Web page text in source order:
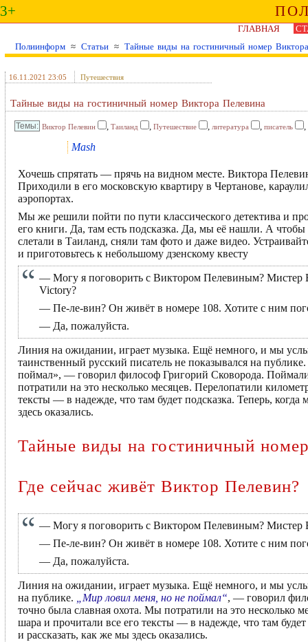
3+
ГЛАВНАЯ
Полиинформ ≈ Статьи ≈ Тайные виды на гостиничный номер
16.11.2021 23:05 Путешествия
Тайные виды на гостиничный номер Виктора Пелевина
Виктор Пелевин , Таиланд , Путешествие , литература , писатель ,
Mash
Хочешь спрятать — прячь на видном месте. Виктора
Приходили в его московскую квартиру в Чертанове,
аэропортах.
Мы же решили пойти по пути классического детектива и
его книги. Да, там есть подсказка. Да, мы её нашли. А
слетали в Таиланд, сняли там фото и даже видео.
и приготовьтесь к небольшому дзенскому квесту
— Могу я поговорить с Виктором Пелевиным? Мистер
Victory?
— Пе-ле-вин? Он живёт в номере 108. Хотите с ним
— Да, пожалуйста.
Линия на ожидании, играет музыка. Ещё немного, и мы
таинственный русский писатель не показывался на
поймал», — говорил философ Григорий Сковорода.
потратили на это несколько месяцев. Перелопатили
тексты — в надежде, что там будет подсказка. Теперь,
здесь оказались.
Тайные виды на гостиничный
Где сейчас живёт Виктор Пелевин?
— Могу я поговорить с Виктором Пелевиным? Мистер
— Пе-ле-вин? Он живёт в номере 108. Хотите с ним
— Да, пожалуйста.
Линия на ожидании, играет музыка. Ещё немного, и мы
на публике.
„Мир ловил меня, но не поймал“, — говорил
точно была славная охота. Мы потратили на это несколько
шара и прочитали все его тексты — в надежде, что там
и рассказать, как же мы здесь оказались.